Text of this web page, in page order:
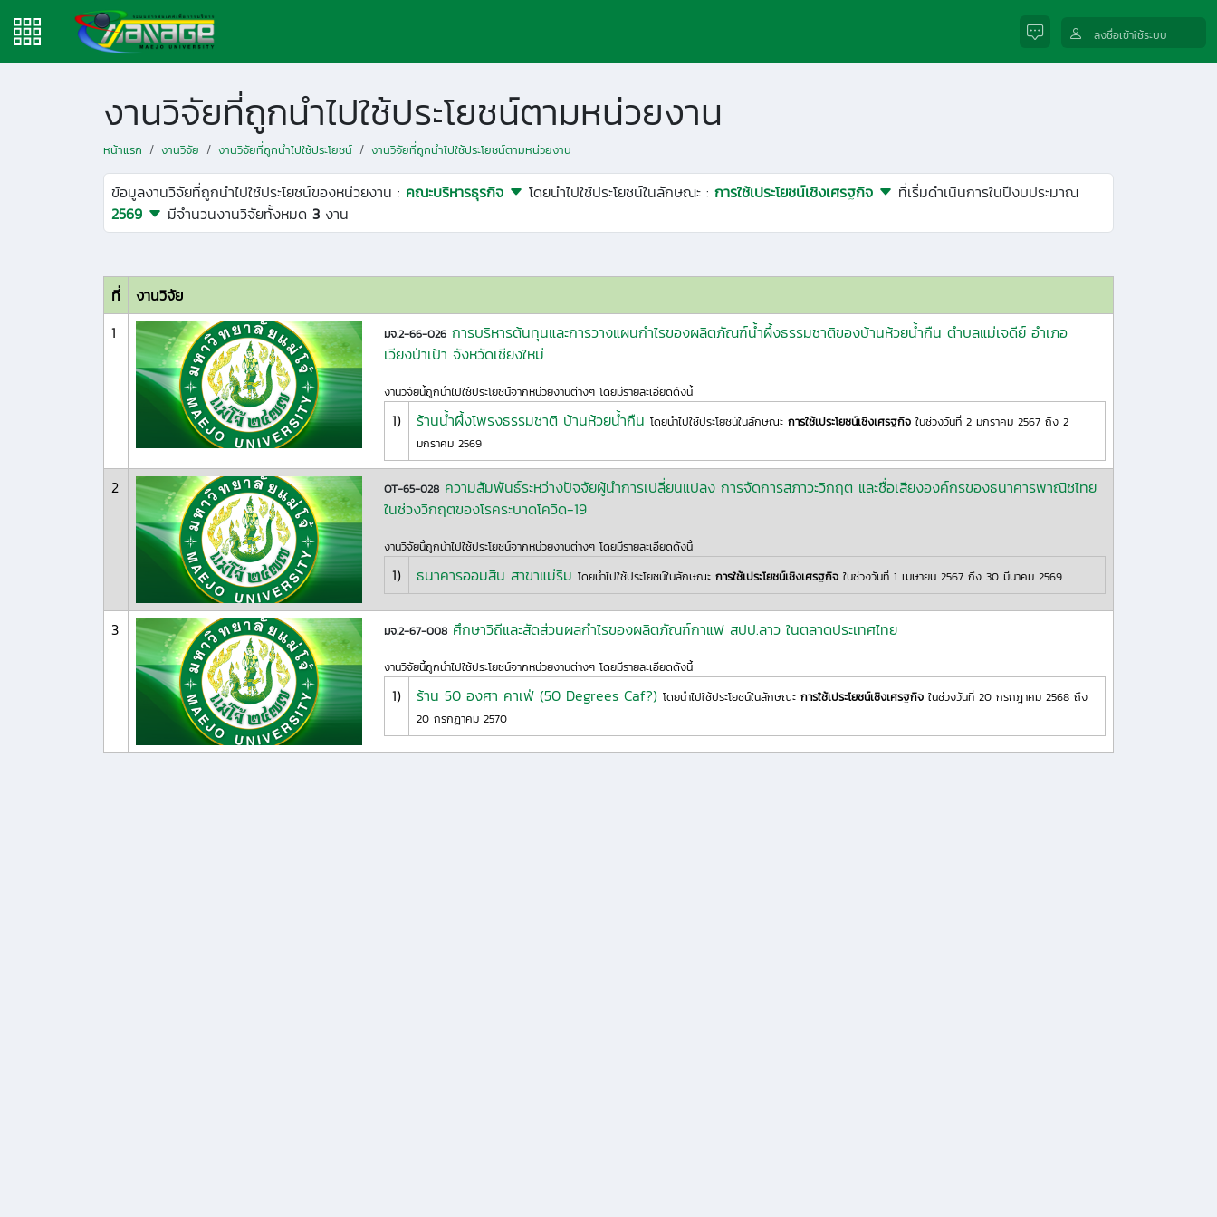
ลงชื่อเข้าใช้ระบบ
งานวิจัยที่ถูกนำไปใช้ประโยชน์ตามหน่วยงาน
หน้าแรก งานวิจัย งานวิจัยที่ถูกนำไปใช้ประโยชน์ งานวิจัยที่ถูกนำไปใช้ประโยชน์ตามหน่วยงาน
ข้อมูลงานวิจัยที่ถูกนำไปใช้ประโยชน์ของหน่วยงาน : คณะบริหารธุรกิจ โดยนำไปใช้ประโยชน์ในลักษณะ : การใช้เประโยชน์เชิงเศรฐกิจ
ที่เริ่มดำเนินการในปีงบประมาณ
2569
มีจำนวนงานวิจัยทั้งหมด 3 งาน
ที่
งานวิจัย
1
มจ.2-66-026 การบริหารต้นทุนและการวางแผนกำไรของผลิตภัณฑ์น้ำผึ้งธรรมชาติของบ้านห้วยน้ำกืน ตำบลแม่เจดีย์ อำเภอ
เวียงป่าเป้า จังหวัดเชียงใหม่
งานวิจัยนี้ถูกนำไปใช้ประโยชน์จากหน่วยงานต่างๆ โดยมีรายละเอียดดังนี้
1) ร้านน้ำผึ้งโพรงธรรมชาติ บ้านห้วยน้ำกืน โดยนำไปใช้ประโยชน์ในลักษณะ การใช้เประโยชน์เชิงเศรฐกิจในช่วงวันที่ 2 มกราคม 2567 ถึง 2
มกราคม 2569
2 OT-65-028 ความสัมพันธ์ระหว่างปัจจัยผู้นำการเปลี่ยนแปลง การจัดการสภาวะวิกฤต และชื่อเสียงองค์กรของธนาคารพาณิชไทย
ในช่วงวิกฤตของโรคระบาดโควิด-19
งานวิจัยนี้ถูกนำไปใช้ประโยชน์จากหน่วยงานต่างๆ โดยมีรายละเอียดดังนี้
1) ธนาคารออมสิน สาขาแม่ริม โดยนำไปใช้ประโยชน์ในลักษณะ การใช้เประโยชน์เชิงเศรฐกิจในช่วงวันที่ 1 เมษายน 2567 ถึง 30 มีนาคม 2569
3 มจ.2-67-008 ศึกษาวิถีและสัดส่วนผลกำไรของผลิตภัณฑ์กาแฟ สปป.ลาว ในตลาดประเทศไทย
งานวิจัยนี้ถูกนำไปใช้ประโยชน์จากหน่วยงานต่างๆ โดยมีรายละเอียดดังนี้
1) ร้าน 50 องศา คาเฟ่ (50 Degrees Caf?) โดยนำไปใช้ประโยชน์ในลักษณะ การใช้เประโยชน์เชิงเศรฐกิจในช่วงวันที่ 20 กรกฎาคม 2568 ถึง
20 กรกฎาคม 2570